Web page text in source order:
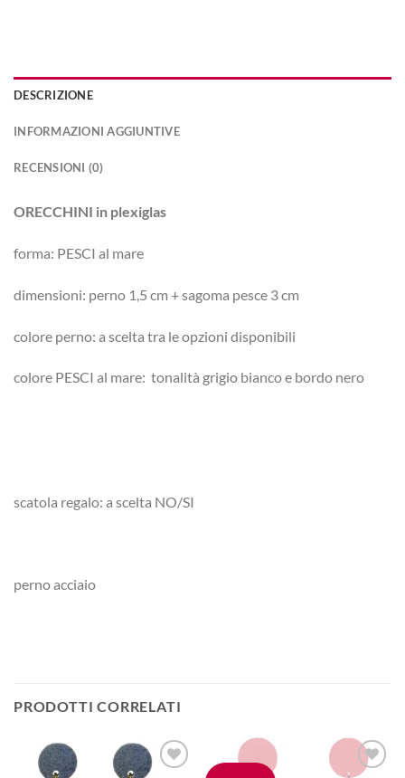
DESCRIZIONE
INFORMAZIONI AGGIUNTIVE
RECENSIONI (0)
ORECCHINI in plexiglas
forma: PESCI al mare
dimensioni: perno 1,5 cm + sagoma pesce 3 cm
colore perno: a scelta tra le opzioni disponibili
colore PESCI al mare: tonalità grigio bianco e bordo nero
scatola regalo: a scelta NO/SI
perno acciaio
PRODOTTI CORRELATI